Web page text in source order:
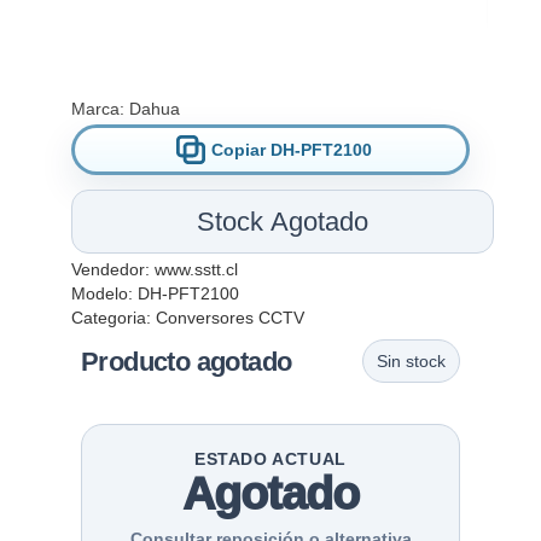
Marca: Dahua
Copiar DH-PFT2100
Stock Agotado
Vendedor: www.sstt.cl
Modelo: DH-PFT2100
Categoria: Conversores CCTV
Producto agotado Sin stock
ESTADO ACTUAL
Agotado